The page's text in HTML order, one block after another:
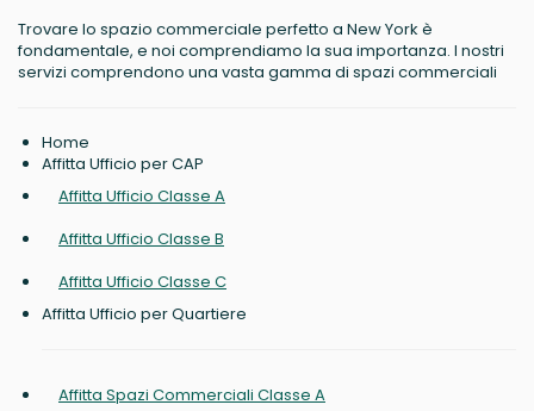
Trovare lo spazio commerciale perfetto a New York è
fondamentale, e noi comprendiamo la sua importanza. I nostri
servizi comprendono una vasta gamma di spazi commerciali
Home
Affitta Ufficio per CAP
Affitta Ufficio Classe A
Affitta Ufficio Classe B
Affitta Ufficio Classe C
Affitta Ufficio per Quartiere
Affitta Spazi Commerciali Classe A